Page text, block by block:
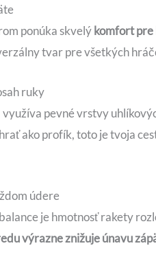
ponúka skvelýkomfort
tvar pre všetkých
ruky
využíva pevné vrstvy
ako profík, toto je tvoja
údere
je hmotnosť rakety
výrazne znižuje únavu